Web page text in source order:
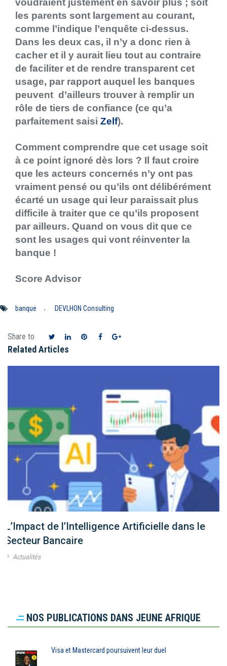
voudraient justement en savoir plus ; soit
les parents sont largement au courant,
comme l’indique l’enquête ci-dessus.
Dans les deux cas, il n’y a donc rien à
cacher et il y aurait lieu tout au contraire
de faciliter et de rendre transparent cet
usage, par rapport auquel les banques
peuvent d’ailleurs trouver à remplir un
rôle de tiers de confiance (ce qu’a
parfaitement saisi Zelf).
Comment comprendre que cet usage soit
à ce point ignoré dès lors ? Il faut croire
que les acteurs concernés n’y ont pas
vraiment pensé ou qu’ils ont délibérément
écarté un usage qui leur paraissait plus
difficile à traiter que ce qu’ils proposent
par ailleurs. Quand on vous dit que ce
sont les usages qui vont réinventer la
banque !
Score Advisor
banque , DEVLHON Consulting
Share to
Related Articles
L’Impact de l’Intelligence Artificielle dans le
Secteur Bancaire
Actualités
NOS PUBLICATIONS DANS JEUNE AFRIQUE
Visa et Mastercard poursuivent leur duel